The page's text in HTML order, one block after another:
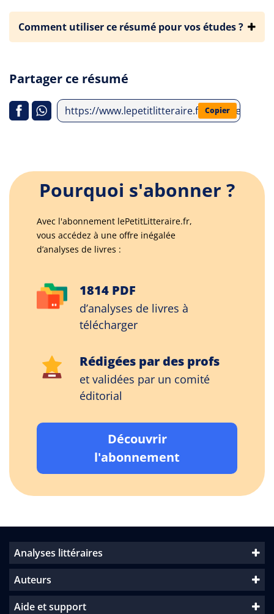
Comment utiliser ce résumé pour vos études ?
Partager ce résumé
https://www.lepetitlitteraire.fr/analyses-
Copier
Pourquoi s'abonner ?
Avec l'abonnement lePetitLitteraire.fr,
vous accédez à une offre inégalée
d’analyses de livres :
1814 PDF
d’analyses de livres à
télécharger
Rédigées par des profs
et validées par un comité
éditorial
Découvrir
l'abonnement
Analyses littéraires
Auteurs
Aide et support